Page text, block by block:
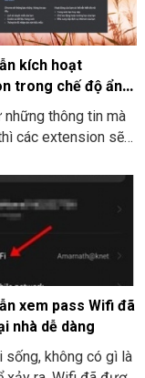
kích hoạt
trong chế độ ẩn
Chrome
những thông tin mà
các extension sẽ
ở trên Google
bài viết này
COMPUTER sẽ
cách kích hoạt
nhé.
xem pass Wifi đã
nhà dễ dàng
sống, không có gì là